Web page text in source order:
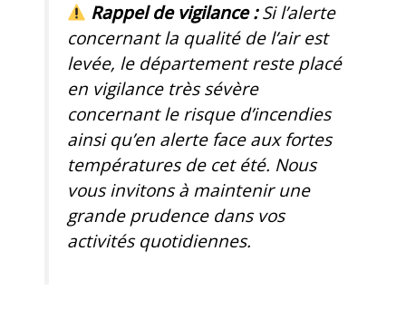
Rappel de vigilance :Si l’alerte
concernant la qualité de l’air est
levée, le département reste placé
en vigilance très sévère
concernant le risque d’incendies
ainsi qu’en alerte face aux fortes
températures de cet été. Nous
vous invitons à maintenir une
grande prudence dans vos
activités quotidiennes.